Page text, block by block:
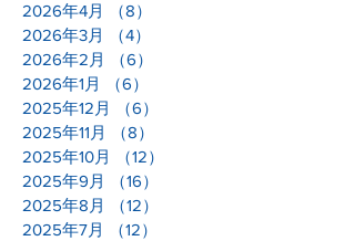
2026年4月
（8）
2026年3月
（4）
2026年2月
（6）
2026年1月
（6）
2025年12月
（6）
2025年11月
（8）
2025年10月
（12）
2025年9月
（16）
2025年8月
（12）
2025年7月
（12）